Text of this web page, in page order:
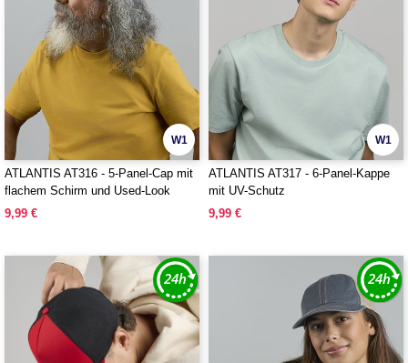
W1
ATLANTIS AT316 - 5-Panel-Cap mit
flachem Schirm und Used-Look
9,99 €
W1
ATLANTIS AT317 - 6-Panel-Kappe
mit UV-Schutz
9,99 €